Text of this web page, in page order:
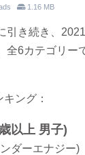
1.16 MB
引き続き、
全6カテゴリー
ング：
以上 男子)
ダーエナジー)